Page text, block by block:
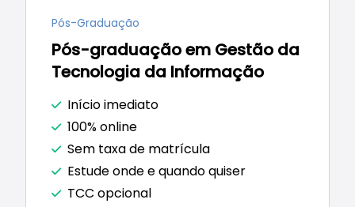
Coordenador Geral:
Armesto
Coordenador Técnico/Científico:
Aparecida Rodrigues
Pós-Graduação
Pós-graduação em Gestão da
Tecnologia da Informação
Início imediato
100% online
Sem taxa de matrícula
Estude onde e quando quiser
TCC opcional